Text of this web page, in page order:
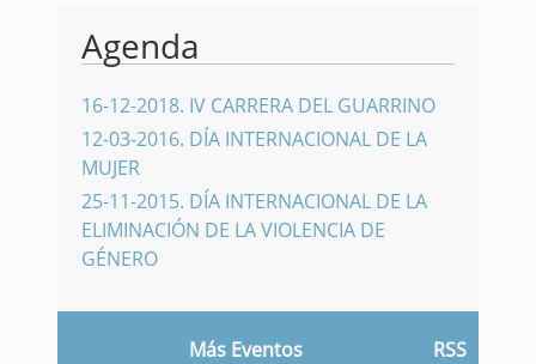
Agenda
16-12-2018. IV CARRERA DEL GUARRINO
12-03-2016. DÍA INTERNACIONAL DE LA
MUJER
25-11-2015. DÍA INTERNACIONAL DE LA
ELIMINACIÓN DE LA VIOLENCIA DE
GÉNERO
Más Eventos RSS